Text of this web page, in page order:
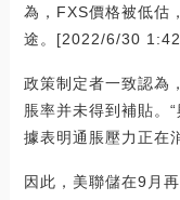
為，FXS價格被低估
途。[2022/6/30
政策制定者一致認為
脹率并未得到補貼。
據表明通脹壓力正在
因此，美聯儲在9月